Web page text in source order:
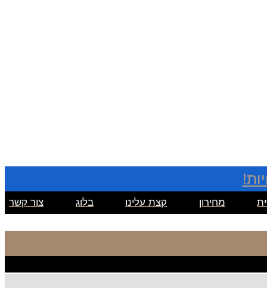
מחירון קצת עלינו בלוג צור קשר